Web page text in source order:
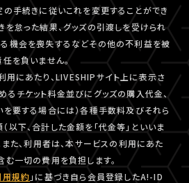
の手続きに従いこれを変更することができ
を怠った結果、グッズの引渡しを受けられ
機会を喪失するなどその他の不利益を被
を負いません。
用にあたり、LIVESHIPサイト上に表示さ
るチケット料金並びにグッズの購入代金、
を要する場合には）各種手数料及びそれら
下、合計した金額を「代金等」といいま
また、利用者は、本サービスの利用にあた
む一切の費用を負担します。
規約 」に基づき自ら会員登録したA!-ID